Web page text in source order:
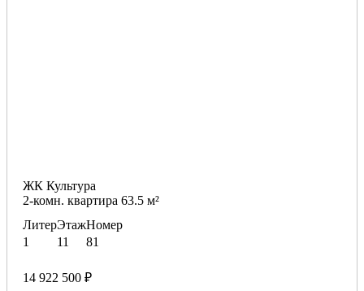
ЖК Культура
2-комн. квартира 63.5 м²
Литер
1
Этаж
11
Номер
81
14 922 500 ₽